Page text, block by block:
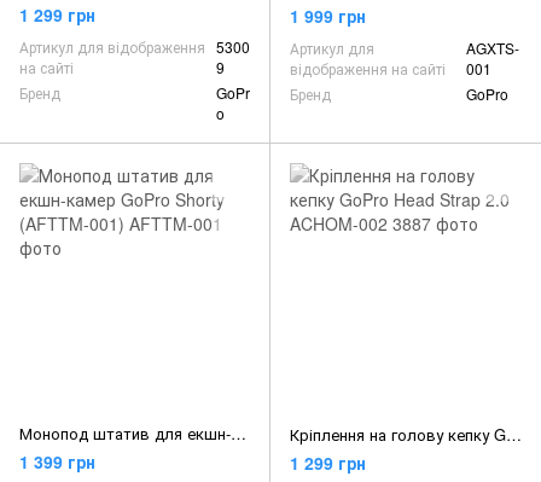
1 299 грн
Артикул для відображення
на сайті
5300
9
Бренд
GoPr
o
1 999 грн
Артикул для
відображення на сайті
AGXTS-
001
Бренд
GoPro
Монопод штатив для екшн-камер GoPro Shorty (AFTTM-001)
1 399 грн
Кріплення на голову кепку GoPro Head Strap 2.0 ACHOM-002
1 299 грн